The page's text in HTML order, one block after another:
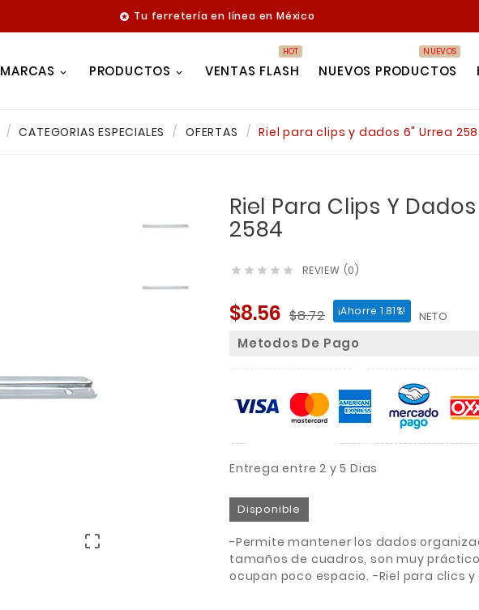
 Tu ferretería en línea en México
MARCAS PRODUCTOS VENTAS FLASH
HOT
NUEVOS PRODUCTOS
NUEVOS
CATEGORIAS ESPECIALES OFERTAS Riel para clips y dados 6" Urrea

Riel Para Clips Y
2584
     REVIEW (0)
$8.56 $8.72 ¡Ahorre 1.81%! NETO
Metodos De Pago
Entrega entre 2 y 5 Dias
Disponible
-Permite mantener los dados
tamaños de cuadros, son muy
ocupan poco espacio. -Riel para clics